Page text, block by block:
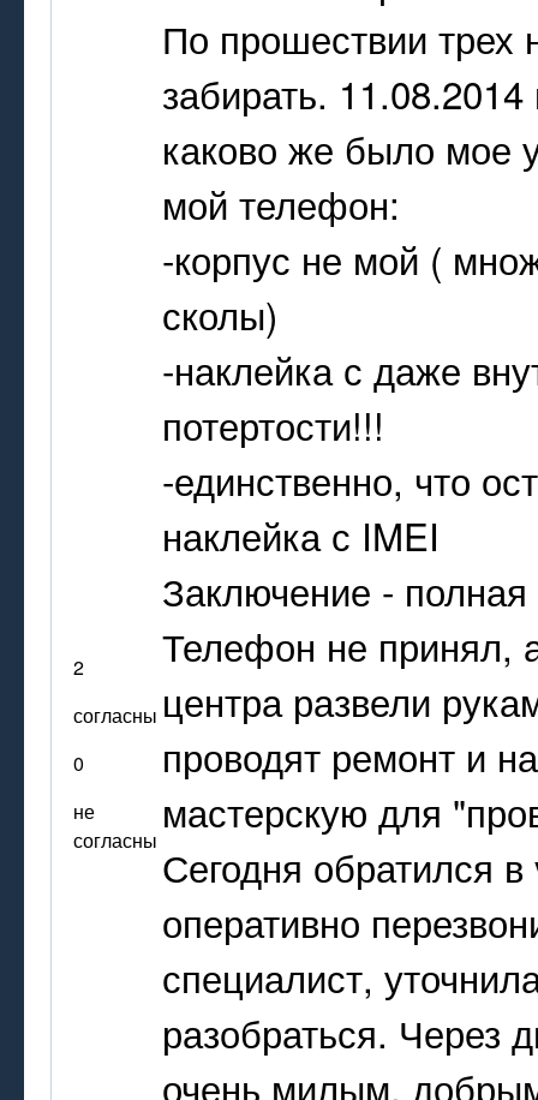
2
согласны
0
не
согласны
По прошествии трех
забирать.
каково же было мое
мой телефон:
-корпус не мой (
сколы)
-наклейка с даже
потертости!!!
-единственно, что
наклейка с IMEI
Заключение -
Телефон не принял,
центра развели
проводят ремонт и
мастерскую для
Сегодня обратился
оперативно
специалист,
разобраться. Через
очень милым,